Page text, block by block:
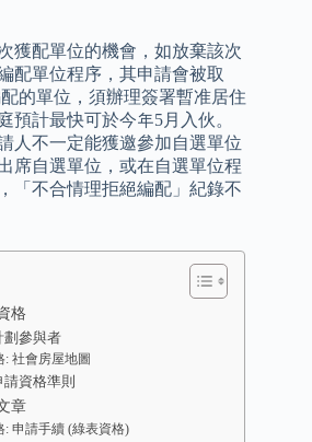
獲配單位的機會，如放棄該次
配單位程序，其申請會被取
的單位，須辦理簽署暫准居住
預計最快可於今年5月入伙。
人不一定能獲邀參加自選單位
席自選單位，或在自選單位程
「不合情理拒絕編配」紀錄不
格
劃參與者
: 社會房屋地圖
資格準則
章
: 申請手續 (綠表資格)